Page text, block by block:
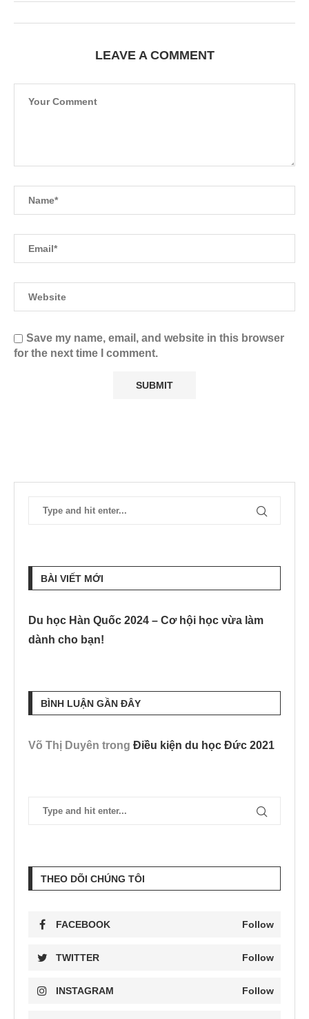
LEAVE A COMMENT
Save my name, email, and website in this browser
for the next time I comment.
BÀI VIẾT MỚI
Du học Hàn Quốc 2024 – Cơ hội học vừa làm
dành cho bạn!
BÌNH LUẬN GẦN ĐÂY
Võ Thị Duyên trong Điều kiện du học Đức 2021
THEO DÕI CHÚNG TÔI
FACEBOOK Follow
TWITTER Follow
INSTAGRAM Follow